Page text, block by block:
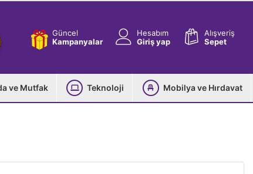
Güncel
Kampanyalar
Hesabım
Giriş yap
Alışveriş
Sepet
ve Mutfak Teknoloji Mobilya ve Hırdavat